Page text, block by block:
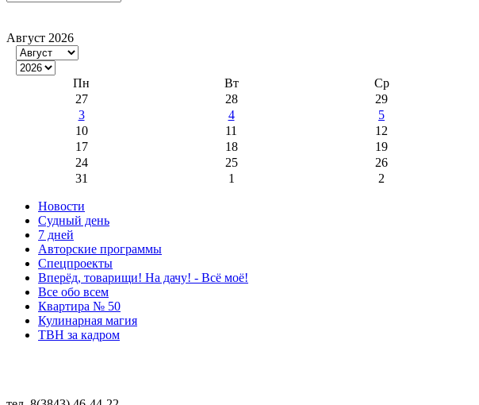
Август 2026
Пн Вт Ср
27
28 29
3
4 5
10
11 12
17
18 19
24
25 26
31
1 2
Новости
Судный день
7 дней
Авторские программы
Спецпроекты
Вперёд, товарищи! На дачу! - Всё моё!
Все обо всем
Квартира № 50
Кулинарная магия
ТВН за кадром